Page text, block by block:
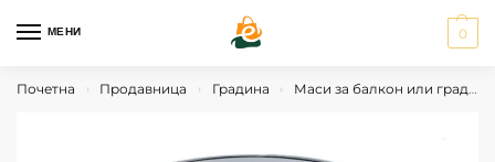
МЕНИ 0
Почетна › Продавница › Градина › Маси за балкон или градина